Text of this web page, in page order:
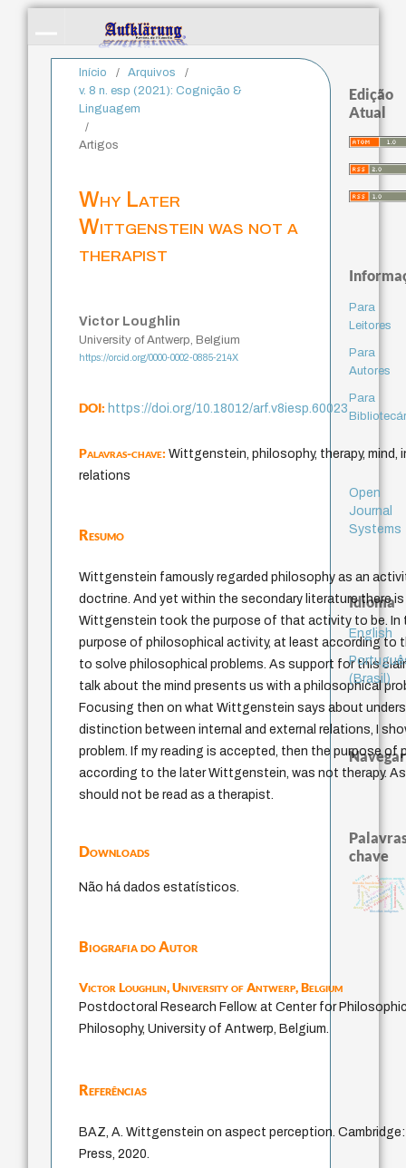
Início / Arquivos
/
v. 8 n. esp (2021): Cognição &
Linguagem
/
Artigos
Why Later
Wittgenstein was not a
therapist
Victor Loughlin
University of Antwerp, Belgium
https://orcid.org/0000-0002-0885-214X
DOI:https://doi.org/10.18012/arf.v8iesp.60023
Palavras-chave:Wittgenstein, philosophy, therapy, mind,
relations
Resumo
Wittgenstein famously regarded philosophy as an
doctrine. And yet within the secondary literature there
Wittgenstein took the purpose of that activity to be. In
purpose of philosophical activity, at least according to
to solve philosophical problems. As support for this
talk about the mind presents us with a philosophical
Focusing then on what Wittgenstein says about
distinction between internal and external relations, I
problem. If my reading is accepted, then the purpose of
according to the later Wittgenstein, was not therapy.
should not be read as a therapist.
Downloads
Não há dados estatísticos.
Biografia do Autor
Victor Loughlin,University of Antwerp, Belgium
Postdoctoral Research Fellow. at Center for
Philosophy, University of Antwerp, Belgium.
Referências
BAZ, A. Wittgenstein on aspect perception.
Press, 2020.
Edição
Atual
Para
Leitores
Para
Autores
Para
Open
Journal
Systems
Idioma
English
(Brasil)
Navegar
chave
fundamentalismo
jacobi
protágoras
experiência temporal
género
idadeintolerância
history of philosophyhomem-medida
filosofias indígenas
filosofia brasileira j.c.m. neto
palavra
perdón
violencia
guayaquillogos
lei
arquivos mentais
desejo
sacrifício
bataille
mind
therapy
realidad